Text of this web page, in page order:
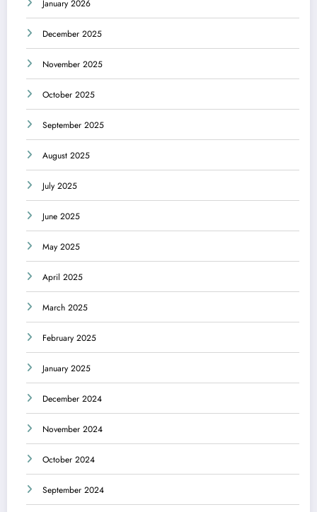
January 2026
December 2025
November 2025
October 2025
September 2025
August 2025
July 2025
June 2025
May 2025
April 2025
March 2025
February 2025
January 2025
December 2024
November 2024
October 2024
September 2024